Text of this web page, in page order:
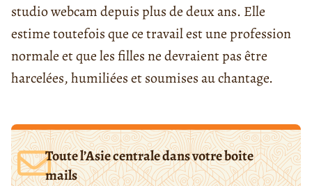
studio webcam depuis plus de deux ans. Elle
estime toutefois que ce travail est une profession
normale et que les filles ne devraient pas être
harcelées, humiliées et soumises au chantage.
Toute l’Asie centrale dans votre boite
mails